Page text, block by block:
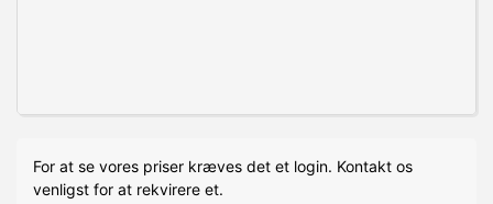
For at se vores priser kræves det et login. Kontakt os
venligst for at rekvirere et.